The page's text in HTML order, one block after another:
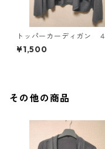
トッパーカーディガン ４
Ｌ グレー KAE-4814
¥1,500
その他の商品